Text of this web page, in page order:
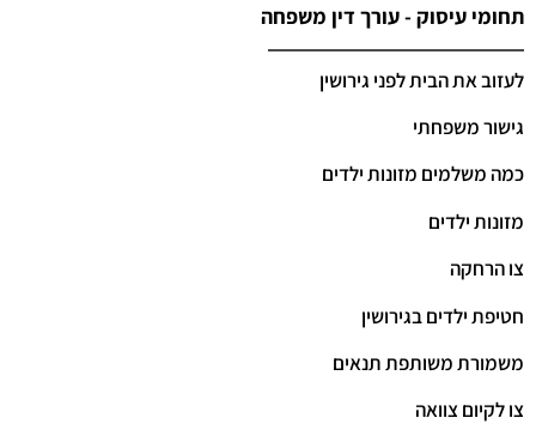
תחומי עיסוק - עורך דין משפחה
לעזוב את הבית לפני גירושין
גישור משפחתי
כמה משלמים מזונות ילדים
מזונות ילדים
צו הרחקה
חטיפת ילדים בגירושין
משמורת משותפת תנאים
צו לקיום צוואה